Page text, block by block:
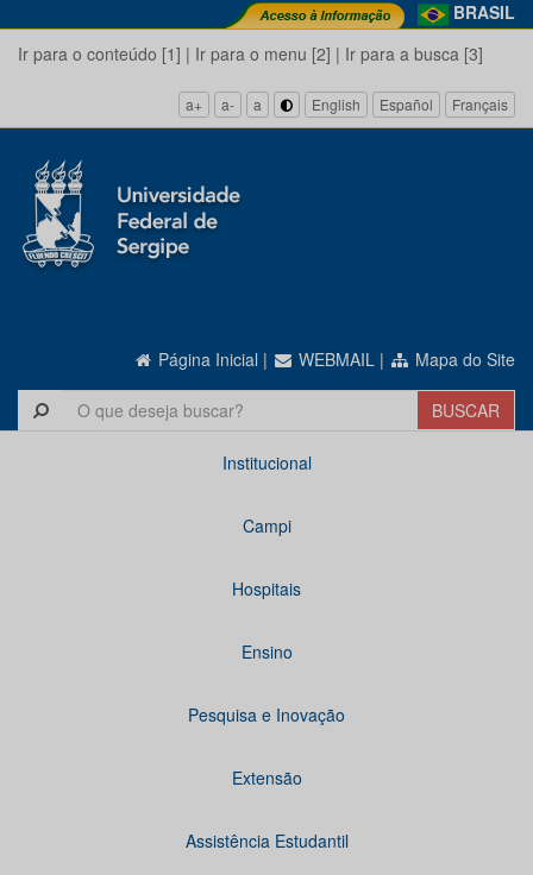
BRASIL
Ir para o conteúdo [1] | Ir para o menu [2] | Ir para a busca [3]
a+ a- a English Español Français
Página Inicial | WEBMAIL | Mapa do Site
Institucional
Campi
Hospitais
Ensino
Pesquisa e Inovação
Extensão
Assistência Estudantil